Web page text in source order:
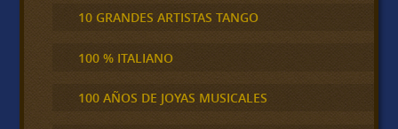
10 GRANDES ARTISTAS TANGO
100 % ITALIANO
100 AÑOS DE JOYAS MUSICALES